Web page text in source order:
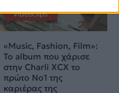
Videoclips
«Music, Fashion, Film»:
Το album που χάρισε
στην Charli XCX το
πρώτο No1 της
καριέρας της